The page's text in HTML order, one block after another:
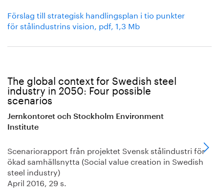
Förslag till strategisk handlingsplan i tio punkter
för stålindustrins vision, pdf, 1,3 Mb
The global context for Swedish steel
industry in 2050: Four possible
scenarios
Jernkontoret och Stockholm Environment
Institute
Scenariorapport från projektet Svensk stålindustri för
ökad samhällsnytta (Social value creation in Swedish
steel industry)
April 2016, 29 s.